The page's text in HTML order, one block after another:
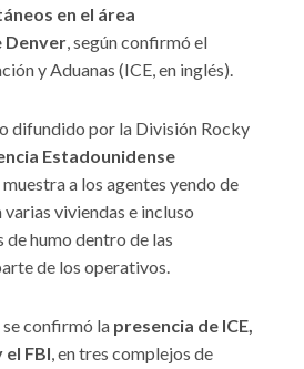
en el área
Denver, según confirmó el
y Aduanas (ICE, en inglés).
difundido por la División Rocky
Estadounidense
muestra a los agentes yendo de
viviendas e incluso
humo dentro de las
de los operativos.
confirmó la presencia de ICE,
el FBI, en tres complejos de